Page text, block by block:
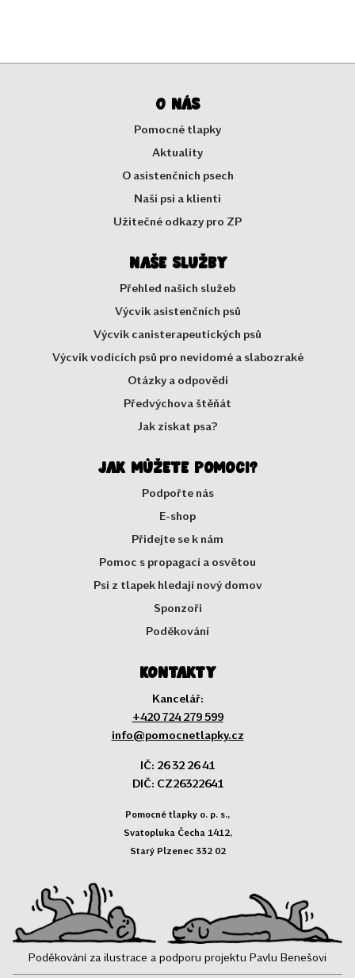
O nás
Pomocné tlapky
Aktuality
O asistenčních psech
Naši psi a klienti
Užitečné odkazy pro ZP
Naše služby
Přehled našich služeb
Výcvik asistenčních psů
Výcvik canisterapeutických psů
Výcvik vodících psů pro nevidomé a slabozraké
Otázky a odpovědi
Předvýchova štěňát
Jak získat psa?
Jak můžete pomoci?
Podpořte nás
E-shop
Přidejte se k nám
Pomoc s propagací a osvětou
Psi z tlapek hledají nový domov
Sponzoři
Poděkování
Kontakty
Kancelář:
+420 724 279 599
info@pomocnetlapky.cz
IČ: 26 32 26 41
DIČ: CZ26322641
Pomocné tlapky o. p. s.,
Svatopluka Čecha 1412,
Starý Plzenec 332 02
Poděkování za ilustrace a podporu projektu Pavlu Benešovi